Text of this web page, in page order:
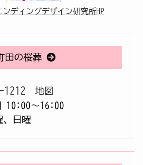
ンディングデザイン研究所HP
田の桜葬
1212
地図
10:00〜16:00
、日曜